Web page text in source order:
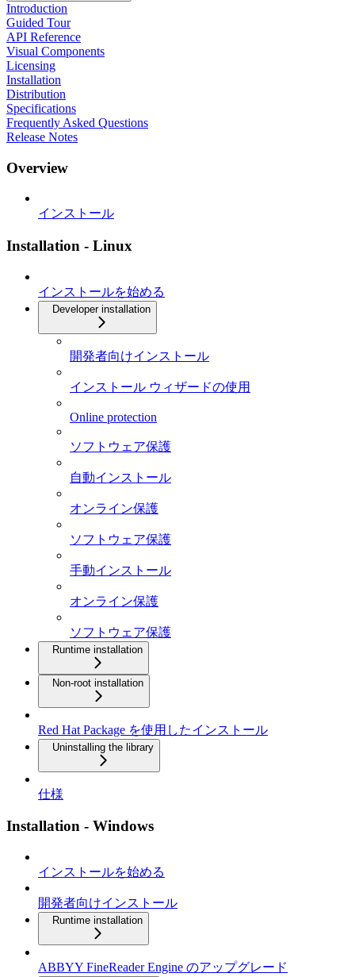
Introduction
Guided Tour
API Reference
Visual Components
Licensing
Installation
Distribution
Specifications
Frequently Asked Questions
Release Notes
Overview
インストール
Installation - Linux
インストールを始める
Developer installation
開発者向けインストール
インストール ウィザードの使用
Online protection
ソフトウェア保護
自動インストール
オンライン保護
ソフトウェア保護
手動インストール
オンライン保護
ソフトウェア保護
Runtime installation
Non-root installation
Red Hat Package を使用したインストール
Uninstalling the library
仕様
Installation - Windows
インストールを始める
開発者向けインストール
Runtime installation
ABBYY FineReader Engine のアップグレード